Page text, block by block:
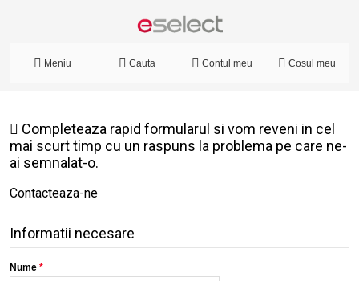
Meniu Cauta Contul meu Cosul meu
Completeaza rapid formularul si vom reveni in cel
mai scurt timp cu un raspuns la problema pe care ne-
ai semnalat-o.
Contacteaza-ne
Informatii necesare
*
Nume